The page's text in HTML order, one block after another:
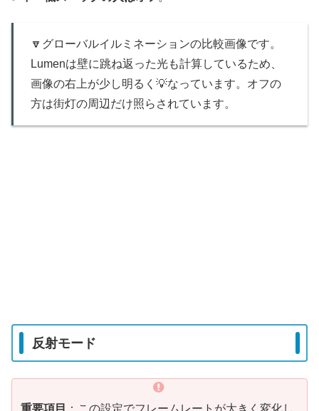
🔽グローバルイルミネーションの比較画像です。
Lumenは壁に跳ね返った光も計算しているため、
画像の右上が少し明るく💡なっています。オフの
方は街灯の周辺だけ照らされています。
反射モード
重要項目
：この設定でフレームレートが大きく変化し